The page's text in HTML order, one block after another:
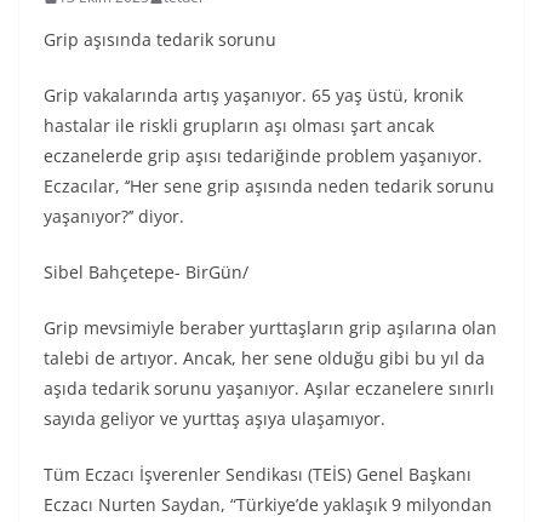
Grip aşısında tedarik sorunu
Grip vakalarında artış yaşanıyor. 65 yaş üstü, kronik
hastalar ile riskli grupların aşı olması şart ancak
eczanelerde grip aşısı tedariğinde problem yaşanıyor.
Eczacılar, ‘‘Her sene grip aşısında neden tedarik sorunu
yaşanıyor?’’ diyor.
Sibel Bahçetepe- BirGün/
Grip mevsimiyle beraber yurttaşların grip aşılarına olan
talebi de artıyor. Ancak, her sene olduğu gibi bu yıl da
aşıda tedarik sorunu yaşanıyor. Aşılar eczanelere sınırlı
sayıda geliyor ve yurttaş aşıya ulaşamıyor.
Tüm Eczacı İşverenler Sendikası (TEİS) Genel Başkanı
Eczacı Nurten Saydan, “Türkiye’de yaklaşık 9 milyondan